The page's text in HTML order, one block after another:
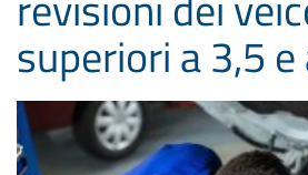
superiori a 3,5